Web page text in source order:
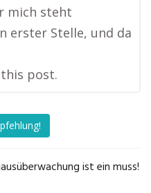
mich steht
erster Stelle, und da
post.
ist ein muss!